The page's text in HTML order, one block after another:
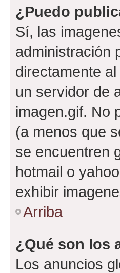
¿Puedo
Sí, las
administración
directamente
un servidor de
imagen.gif. No
(a menos que
se encuentren
hotmail o
exhibir
Arriba
¿Qué son los
Los anuncios